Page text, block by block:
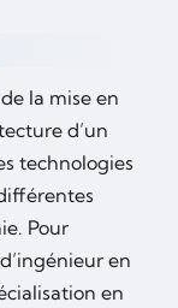
la mise en
d’un
technologies
Pour
en
en